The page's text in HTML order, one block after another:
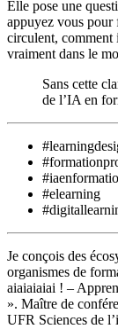
Elle pose une
appuyez vous pour
circulent, comment
vraiment dans le
Sans cette
de l’IA en
#elearning
Je conçois des
organismes de
aiaiaiaiai ! –
». Maître de
UFR Sciences de